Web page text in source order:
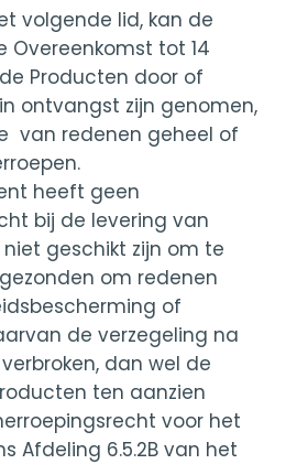
volgende lid, kan de
Overeenkomst tot 14
Producten door of
ontvangst zijn genomen,
van redenen geheel of
heeft geen
bij de levering van
geschikt zijn om te
om redenen
of
de verzegeling na
dan wel de
ten aanzien
voor het
Afdeling 6.5.2B van het